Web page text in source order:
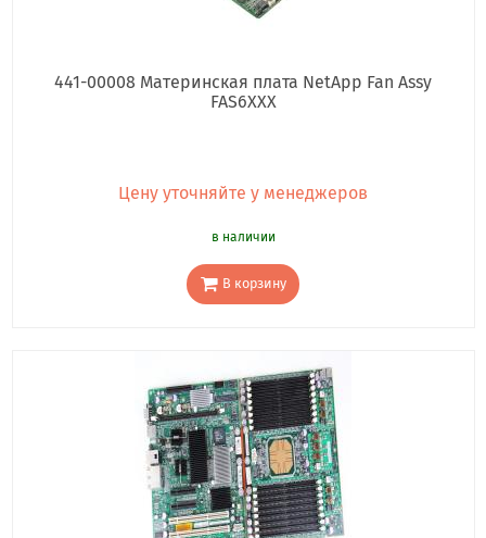
441-00008 Материнская плата NetApp Fan Assy
FAS6XXX
Цену уточняйте у менеджеров
в наличии
В корзину